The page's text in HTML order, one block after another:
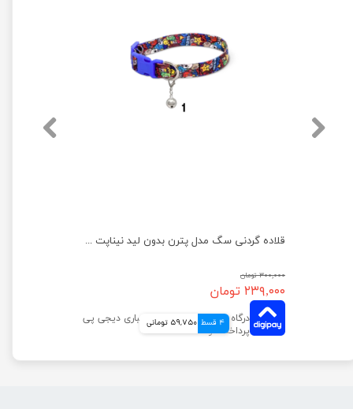
قلاده گردنی سگ مدل پترن بدون لید نیناپت سایز ۱
۳۰۰,۰۰۰ تومان
۲۳۹,۰۰۰ تومان
4 قسط 59,750 تومانی